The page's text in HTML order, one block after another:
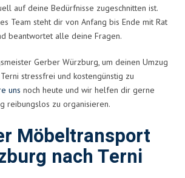
auf deine Bedürfnisse zugeschnitten ist.
Team steht dir von Anfang bis Ende mit Rat
beantwortet alle deine Fragen.
Gerber Würzburg, um deinen Umzug
stressfrei und kostengünstig zu
uns noch heute und wir helfen dir gerne
reibungslos zu organisieren.
Möbeltransport
nach Terni